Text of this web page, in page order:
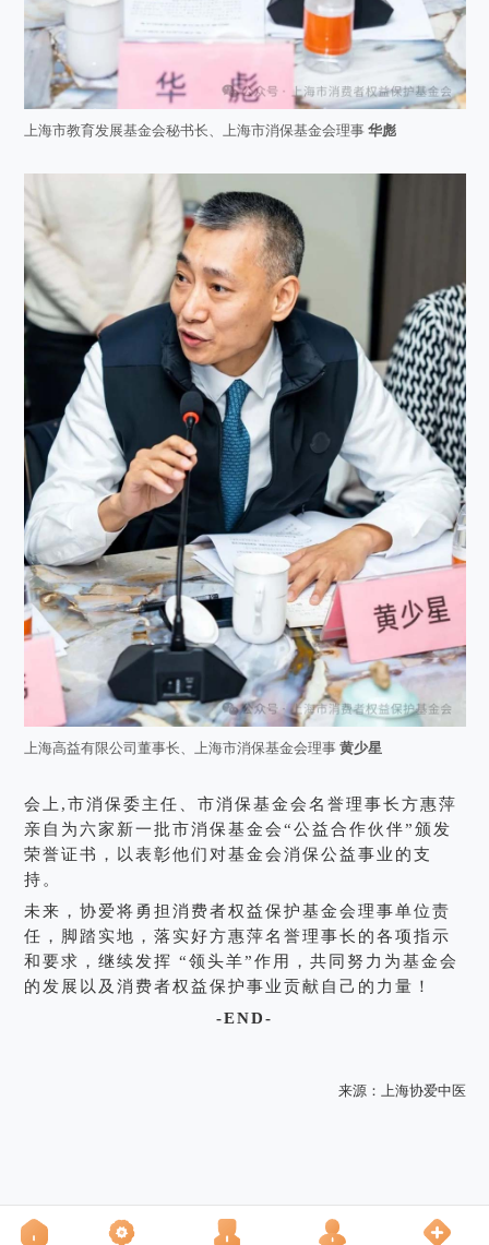
上海市教育发展基金会秘书长、上海市消保基金会理事 华彪
上海高益有限公司董事长、上海市消保基金会理事 黄少星
会上,市消保委主任、市消保基金会名誉理事长方惠萍
亲自为六家新一批市消保基金会“公益合作伙伴”颁发
荣誉证书，以表彰他们对基金会消保公益事业的支
持。
未来，协爱将勇担消费者权益保护基金会理事单位责
任，脚踏实地，落实好方惠萍名誉理事长的各项指示
和要求，继续发挥 “领头羊”作用，共同努力为基金会
的发展以及消费者权益保护事业贡献自己的力量！
-END-
来源： 上海协爱中医